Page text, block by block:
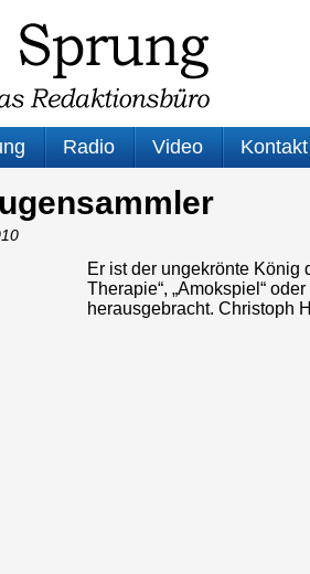
Radio Video Kontakt
Er ist der ungekrönte König
Therapie“, „Amokspiel“
herausgebracht. Christoph